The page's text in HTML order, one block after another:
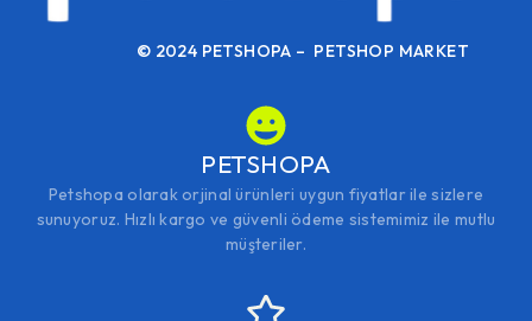
© 2024 PETSHOPA – PETSHOP MARKET
PETSHOPA
Petshopa olarak orjinal ürünleri uygun fiyatlar ile sizlere
sunuyoruz. Hızlı kargo ve güvenli ödeme sistemimiz ile mutlu
müşteriler.